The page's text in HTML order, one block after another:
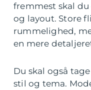
fremmest skal
og layout. Store
rummelighed,
en mere
Du skal også
stil og tema.